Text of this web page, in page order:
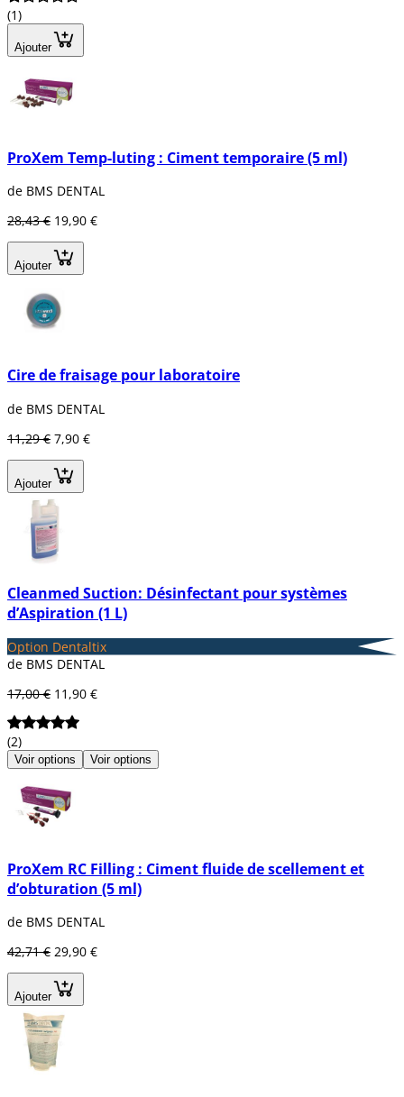
(1)
Ajouter
ProXem Temp-luting : Ciment temporaire (5 ml)
de BMS DENTAL
28,43 € 19,90 €
Ajouter
Cire de fraisage pour laboratoire
de BMS DENTAL
11,29 € 7,90 €
Ajouter
Cleanmed Suction: Désinfectant pour systèmes
d’Aspiration (1 L)
Option Dentaltix
de BMS DENTAL
17,00 € 11,90 €
(2)
Voir options Voir options
ProXem RC Filling : Ciment fluide de scellement et
d’obturation (5 ml)
de BMS DENTAL
42,71 € 29,90 €
Ajouter